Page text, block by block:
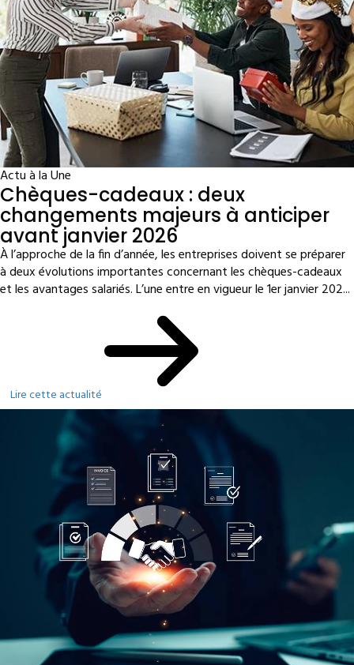
Actu à la Une
Chèques-cadeaux : deux
changements majeurs à anticiper
avant janvier 2026
À l’approche de la fin d’année, les entreprises doivent se préparer
à deux évolutions importantes concernant les chèques-cadeaux
et les avantages salariés. L’une entre en vigueur le 1er janvier 202...
Lire cette actualité